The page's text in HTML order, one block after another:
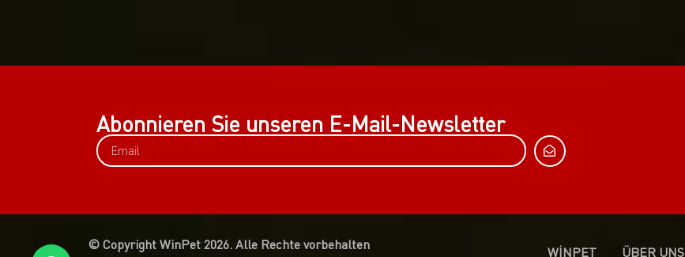
Abonnieren Sie unseren E-Mail-Newsletter
© Copyright WinPet 2026. Alle Rechte vorbehalten WİNPET ÜBER UNS